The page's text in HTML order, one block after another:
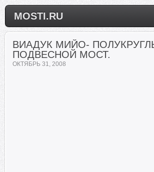
MOSTI.RU
ВИАДУК МИЙО-
ПОДВЕСНОЙ МОСТ.
ОКТЯБРЬ 31, 2008